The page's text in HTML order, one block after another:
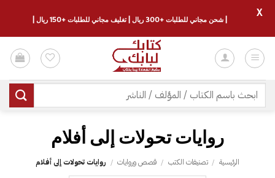
للمحتوى
البحث
عن:
روايات تحولات إلى أفلام
الرئيسية / تصنيفات الكتب / قصص وروايات / روايات تحولات إلى أفلام
| شحن مجاني للطلبات +300 ريال | تغليف مجاني للطلبات +150 ريال |
X